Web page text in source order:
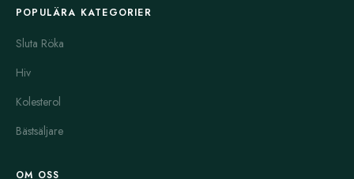
POPULÄRA KATEGORIER
Sluta Röka
Hiv
Kolesterol
Bästsäljare
OM OSS